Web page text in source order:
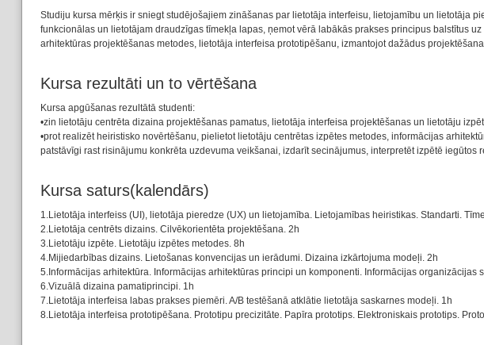
Studiju kursa mērķis ir sniegt studējošajiem zināšanas par lietotāja interfeisu, lietojamību un lietotāja
funkcionālas un lietotājam draudzīgas tīmekļa lapas, ņemot vērā labākās prakses principus balstītus
arhitektūras projektēšanas metodes, lietotāja interfeisa prototipēšanu, izmantojot dažādus
Kursa rezultāti un to vērtēšana
Kursa apgūšanas rezultātā studenti:
•zin lietotāju centrēta dizaina projektēšanas pamatus, lietotāja interfeisa projektēšanas un lietotāju
•prot realizēt heiristisko novērtēšanu, pielietot lietotāju centrētas izpētes metodes, informācijas
patstāvīgi rast risinājumu konkrēta uzdevuma veikšanai, izdarīt secinājumus, interpretēt izpētē
Kursa saturs(kalendārs)
1.Lietotāja interfeiss (UI), lietotāja pieredze (UX) un lietojamība. Lietojamības heiristikas. Standarti.
2.Lietotāja centrēts dizains. Cilvēkorientēta projektēšana. 2h
3.Lietotāju izpēte. Lietotāju izpētes metodes. 8h
4.Mijiedarbības dizains. Lietošanas konvencijas un ierādumi. Dizaina izkārtojuma modeļi. 2h
5.Informācijas arhitektūra. Informācijas arhitektūras principi un komponenti. Informācijas
6.Vizuālā dizaina pamatiprincipi. 1h
7.Lietotāja interfeisa labas prakses piemēri. A/B testēšanā atklātie lietotāja saskarnes modeļi. 1h
8.Lietotāja interfeisa prototipēšana. Prototipu precizitāte. Papīra prototips. Elektroniskais prototips.